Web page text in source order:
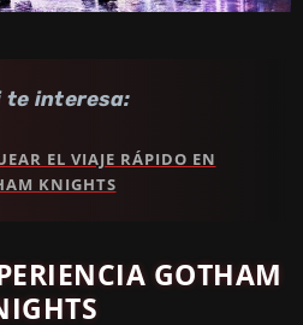
te interesa:
EL VIAJE RÁPIDO EN
KNIGHTS
GOTHAM